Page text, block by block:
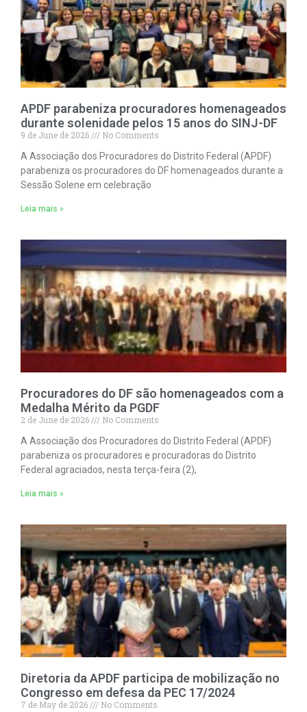
APDF parabeniza procuradores homenageados
durante solenidade pelos 15 anos do SINJ-DF
9 de June de 2026
No Comments
A Associação dos Procuradores do Distrito Federal (APDF)
parabeniza os procuradores do DF homenageados durante a
Sessão Solene em celebração
Leia mais »
Procuradores do DF são homenageados com a
Medalha Mérito da PGDF
2 de June de 2026
No Comments
A Associação dos Procuradores do Distrito Federal (APDF)
parabeniza os procuradores e procuradoras do Distrito
Federal agraciados, nesta terça-feira (2),
Leia mais »
Diretoria da APDF participa de mobilização no
Congresso em defesa da PEC 17/2024
7 de May de 2026 No Comments